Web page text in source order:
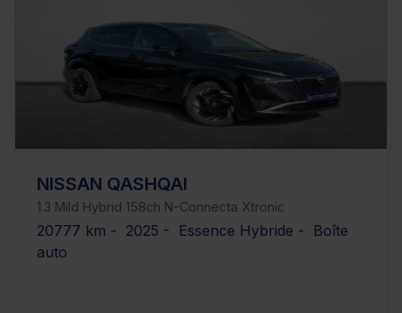
NISSAN QASHQAI
1.3 Mild Hybrid 158ch N-Connecta Xtronic
20777 km - 2025 - Essence Hybride - Boîte
auto